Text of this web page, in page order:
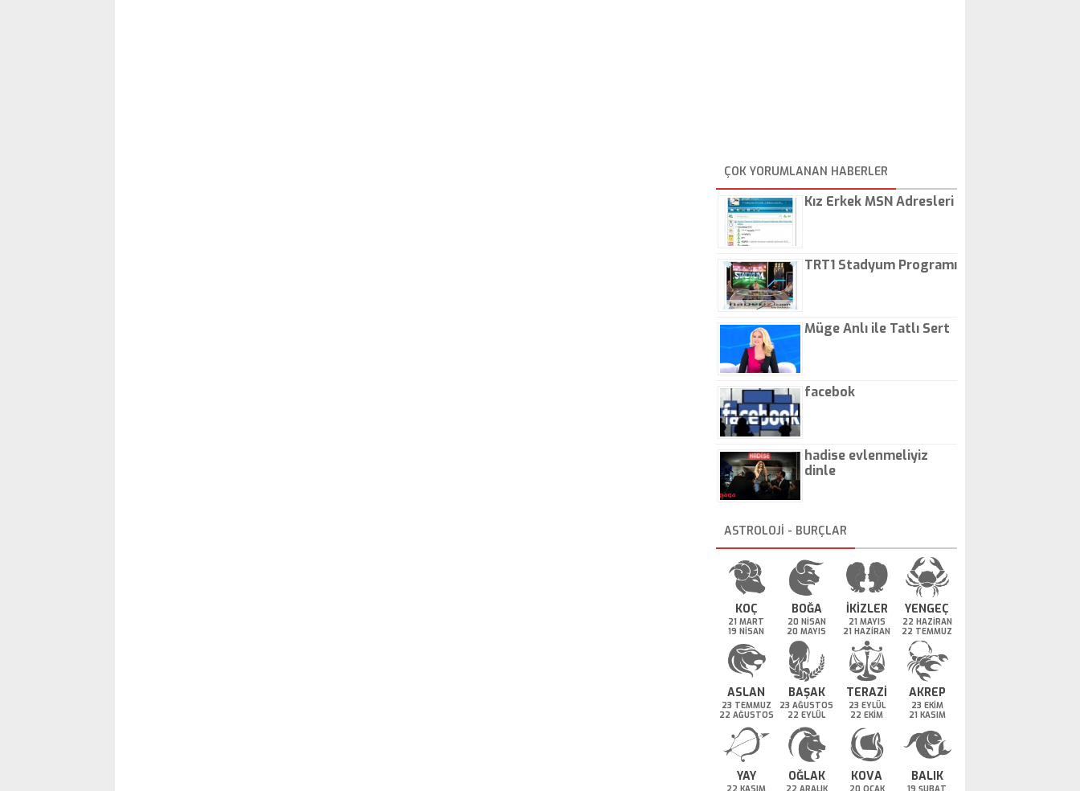
ÇOK YORUMLANAN HABERLER
Kız Erkek MSN Adresleri
TRT1 Stadyum Programı
Müge Anlı ile Tatlı Sert
facebok
hadise evlenmeliyiz
dinle
ASTROLOJİ - BURÇLAR
KOÇ
21 MART
19 NİSAN
BOĞA
20 NİSAN
20 MAYIS
İKİZLER
21 MAYIS
21 HAZİRAN
YENGEÇ
22 HAZİRAN
22 TEMMUZ
ASLAN
23 TEMMUZ
22 AĞUSTOS
BAŞAK
23 AĞUSTOS
22 EYLÜL
TERAZİ
23 EYLÜL
22 EKİM
AKREP
23 EKİM
21 KASIM
YAY OĞLAK KOVA BALIK